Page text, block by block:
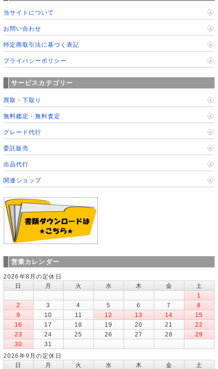
当サイトについて
お問い合わせ
特定商取引法に基づく表記
プライバシーポリシー
サービスカテゴリー
買取・下取り
無料鑑定・無料査定
グレード代行
委託販売
出品代行
関連ショップ
営業カレンダー
2026年8月の定休日
日
月 火 水 木 金
土
1
2
3 4 5 6 7
8
9
10 11 12 13 14
15
16
17 18 19 20 21
22
23
24 25 26 27 28
29
30
31
2026年9月の定休日
日
月 火 水 木 金
土